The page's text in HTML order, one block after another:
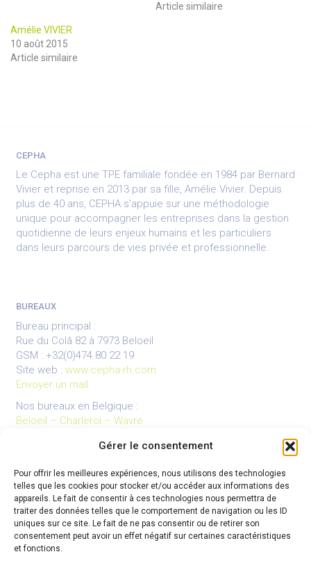
Gérer le consentement
Pour offrir les meilleures expériences, nous utilisons des technologies
telles que les cookies pour stocker et/ou accéder aux informations des
appareils. Le fait de consentir à ces technologies nous permettra de
traiter des données telles que le comportement de navigation ou les ID
uniques sur ce site. Le fait de ne pas consentir ou de retirer son
consentement peut avoir un effet négatif sur certaines caractéristiques
et fonctions.
Article similaire
Amélie VIVIER
10 août 2015
Article similaire
CEPHA
Le Cepha est une TPE familiale fondée en 1984 par Bernard
Vivier et reprise en 2013 par sa fille, Amélie Vivier. Depuis
plus de 40 ans, CEPHA s’appuie sur une méthodologie
unique pour accompagner les entreprises dans la gestion
quotidienne de leurs enjeux humains et les particuliers
dans leurs parcours de vies privée et professionnelle.
BUREAUX
Bureau principal :
Rue du Colâ 82 à 7973 Beloeil
GSM : +32(0)474 80 22 19
Site web : www.cepha-rh.com
Envoyer un mail
Nos bureaux en Belgique :
Beloeil – Charleroi – Wavre
LIENS UTILES
Mentions légales
Conditions générales de vente
Politique de confidentialité
Partenaires